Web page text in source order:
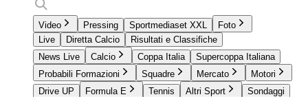
Video Pressing Sportmediaset XXL
Foto
Live
Diretta Calcio
Risultati e Classifiche
News Live
Calcio Coppa Italia
Supercoppa Italiana
Probabili Formazioni
Squadre Mercato
Motori
Drive UP
Formula E Tennis Altri Sport
Sondaggi